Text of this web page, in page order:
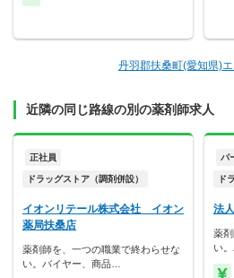
丹羽郡扶桑町(愛知県)
近隣の同じ路線の別の薬剤師求人
正社員
ドラッグストア（調剤併設）
イオンリテール株式会社 イオン
薬局扶桑店
薬剤師を、一つの職業で終わらせな
い。バイヤー、商品…
パ
ド
法
薬
い